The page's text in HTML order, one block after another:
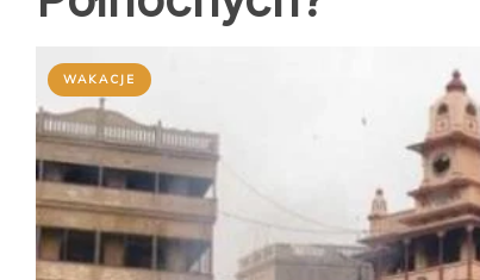
WAKACJE